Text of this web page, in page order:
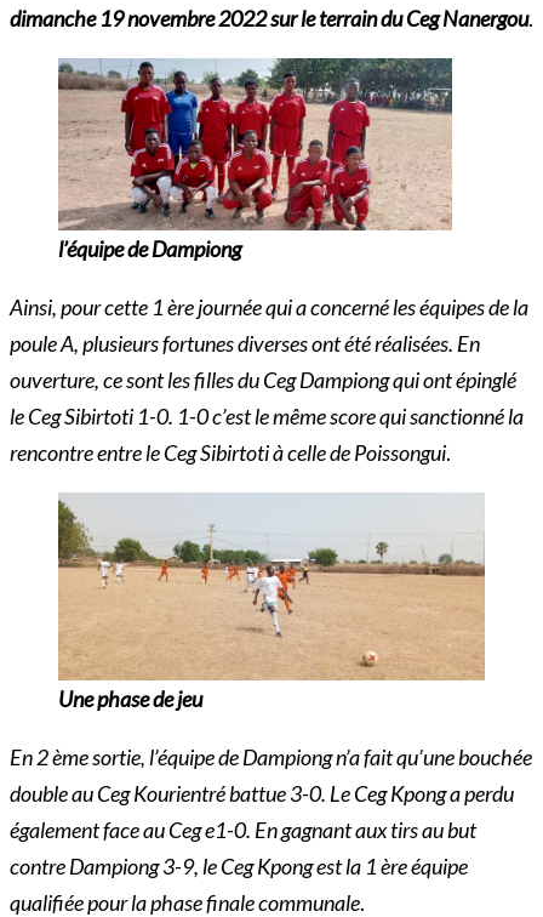
dimanche 19 novembre 2022 sur le terrain du Ceg Nanergou.
l’équipe de Dampiong
Ainsi, pour cette 1 ère journée qui a concerné les équipes de la
poule A, plusieurs fortunes diverses ont été réalisées. En
ouverture, ce sont les filles du Ceg Dampiong qui ont épinglé
le Ceg Sibirtoti 1-0. 1-0 c’est le même score qui sanctionné la
rencontre entre le Ceg Sibirtoti à celle de Poissongui.
Une phase de jeu
En 2 ème sortie, l’équipe de Dampiong n’a fait qu’une bouchée
double au Ceg Kourientré battue 3-0. Le Ceg Kpong a perdu
également face au Ceg e1-0. En gagnant aux tirs au but
contre Dampiong 3-9, le Ceg Kpong est la 1 ère équipe
qualifiée pour la phase finale communale.